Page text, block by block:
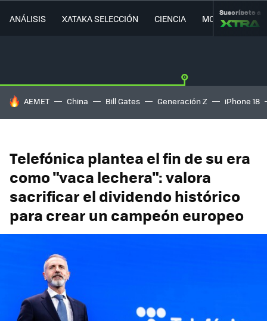
ANÁLISIS XATAKA SELECCIÓN CIENCIA MOVILIDAD
Suscríbete a
HOY SE HABLA DE
AEMET China Bill Gates Generación Z iPhone 18
Telefónica plantea el fin de su era
como "vaca lechera": valora
sacrificar el dividendo histórico
para crear un campeón europeo